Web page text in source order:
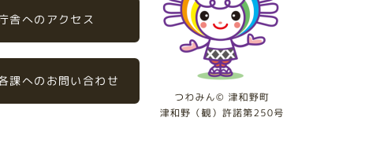
舎へのアクセス
課へのお問い合わせ